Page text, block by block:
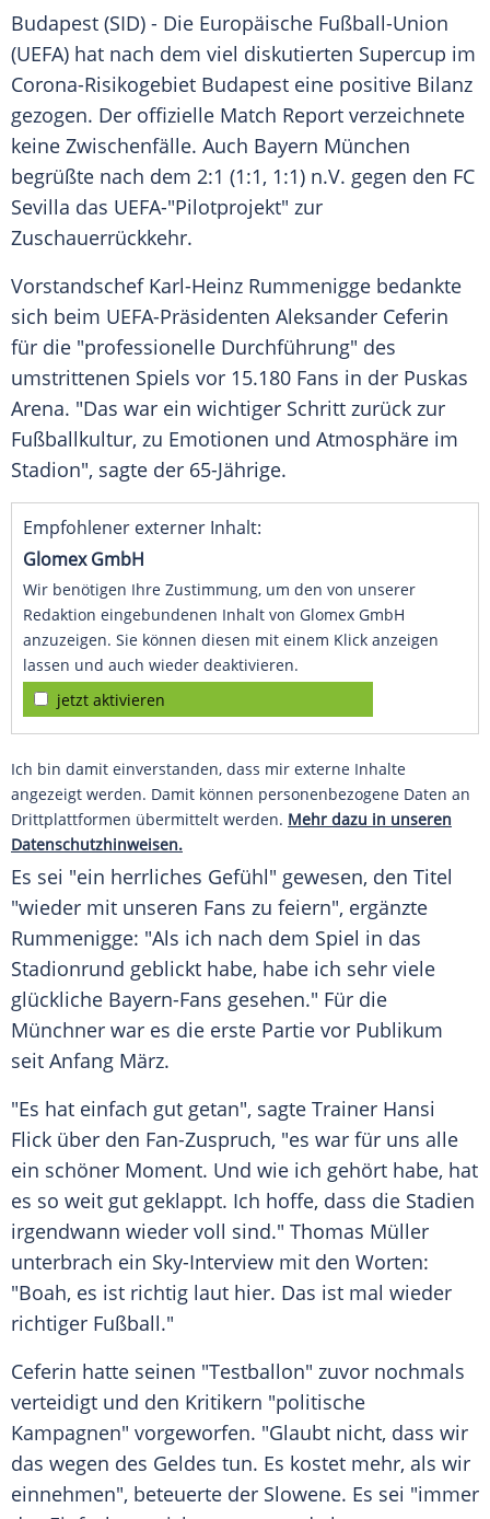
Budapest (SID) - Die Europäische Fußball-Union
(UEFA) hat nach dem viel diskutierten Supercup im
Corona-Risikogebiet Budapest eine positive Bilanz
gezogen. Der offizielle Match Report verzeichnete
keine Zwischenfälle. Auch Bayern München
begrüßte nach dem 2:1 (1:1, 1:1) n.V. gegen den FC
Sevilla das UEFA-"Pilotprojekt" zur
Zuschauerrückkehr.
Vorstandschef Karl-Heinz Rummenigge bedankte
sich beim UEFA-Präsidenten Aleksander Ceferin
für die "professionelle Durchführung" des
umstrittenen Spiels vor 15.180 Fans in der Puskas
Arena. "Das war ein wichtiger Schritt zurück zur
Fußballkultur, zu Emotionen und Atmosphäre im
Stadion", sagte der 65-Jährige.
Empfohlener externer Inhalt:
Glomex GmbH
Wir benötigen Ihre Zustimmung, um den von unserer
Redaktion eingebundenen Inhalt von Glomex GmbH
anzuzeigen. Sie können diesen mit einem Klick anzeigen
lassen und auch wieder deaktivieren.
jetzt aktivieren
Ich bin damit einverstanden, dass mir externe Inhalte
angezeigt werden. Damit können personenbezogene Daten an
Drittplattformen übermittelt werden. Mehr dazu in unseren
Datenschutzhinweisen.
Es sei "ein herrliches Gefühl" gewesen, den Titel
"wieder mit unseren Fans zu feiern", ergänzte
Rummenigge: "Als ich nach dem Spiel in das
Stadionrund geblickt habe, habe ich sehr viele
glückliche Bayern-Fans gesehen." Für die
Münchner war es die erste Partie vor Publikum
seit Anfang März.
"Es hat einfach gut getan", sagte Trainer Hansi
Flick über den Fan-Zuspruch, "es war für uns alle
ein schöner Moment. Und wie ich gehört habe, hat
es so weit gut geklappt. Ich hoffe, dass die Stadien
irgendwann wieder voll sind." Thomas Müller
unterbrach ein Sky-Interview mit den Worten:
"Boah, es ist richtig laut hier. Das ist mal wieder
richtiger Fußball."
Ceferin hatte seinen "Testballon" zuvor nochmals
verteidigt und den Kritikern "politische
Kampagnen" vorgeworfen. "Glaubt nicht, dass wir
das wegen des Geldes tun. Es kostet mehr, als wir
einnehmen", beteuerte der Slowene. Es sei "immer